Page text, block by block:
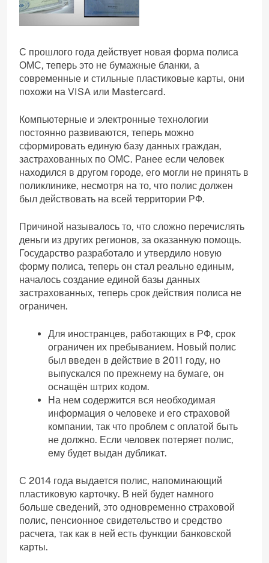
С прошлого года действует новая форма полиса
ОМС, теперь это не бумажные бланки, а
современные и стильные пластиковые карты, они
похожи на VISA или Mastercard.
Компьютерные и электронные технологии
постоянно развиваются, теперь можно
сформировать единую базу данных граждан,
застрахованных по ОМС. Ранее если человек
находился в другом городе, его могли не принять в
поликлинике, несмотря на то, что полис должен
был действовать на всей территории РФ.
Причиной называлось то, что сложно перечислять
деньги из других регионов, за оказанную помощь.
Государство разработало и утвердило новую
форму полиса, теперь он стал реально единым,
началось создание единой базы данных
застрахованных, теперь срок действия полиса не
ограничен.
Для иностранцев, работающих в РФ, срок
ограничен их пребыванием. Новый полис
был введен в действие в 2011 году, но
выпускался по прежнему на бумаге, он
оснащён штрих кодом.
На нем содержится вся необходимая
информация о человеке и его страховой
компании, так что проблем с оплатой быть
не должно. Если человек потеряет полис,
ему будет выдан дубликат.
С 2014 года выдается полис, напоминающий
пластиковую карточку. В ней будет намного
больше сведений, это одновременно страховой
полис, пенсионное свидетельство и средство
расчета, так как в ней есть функции банковской
карты.